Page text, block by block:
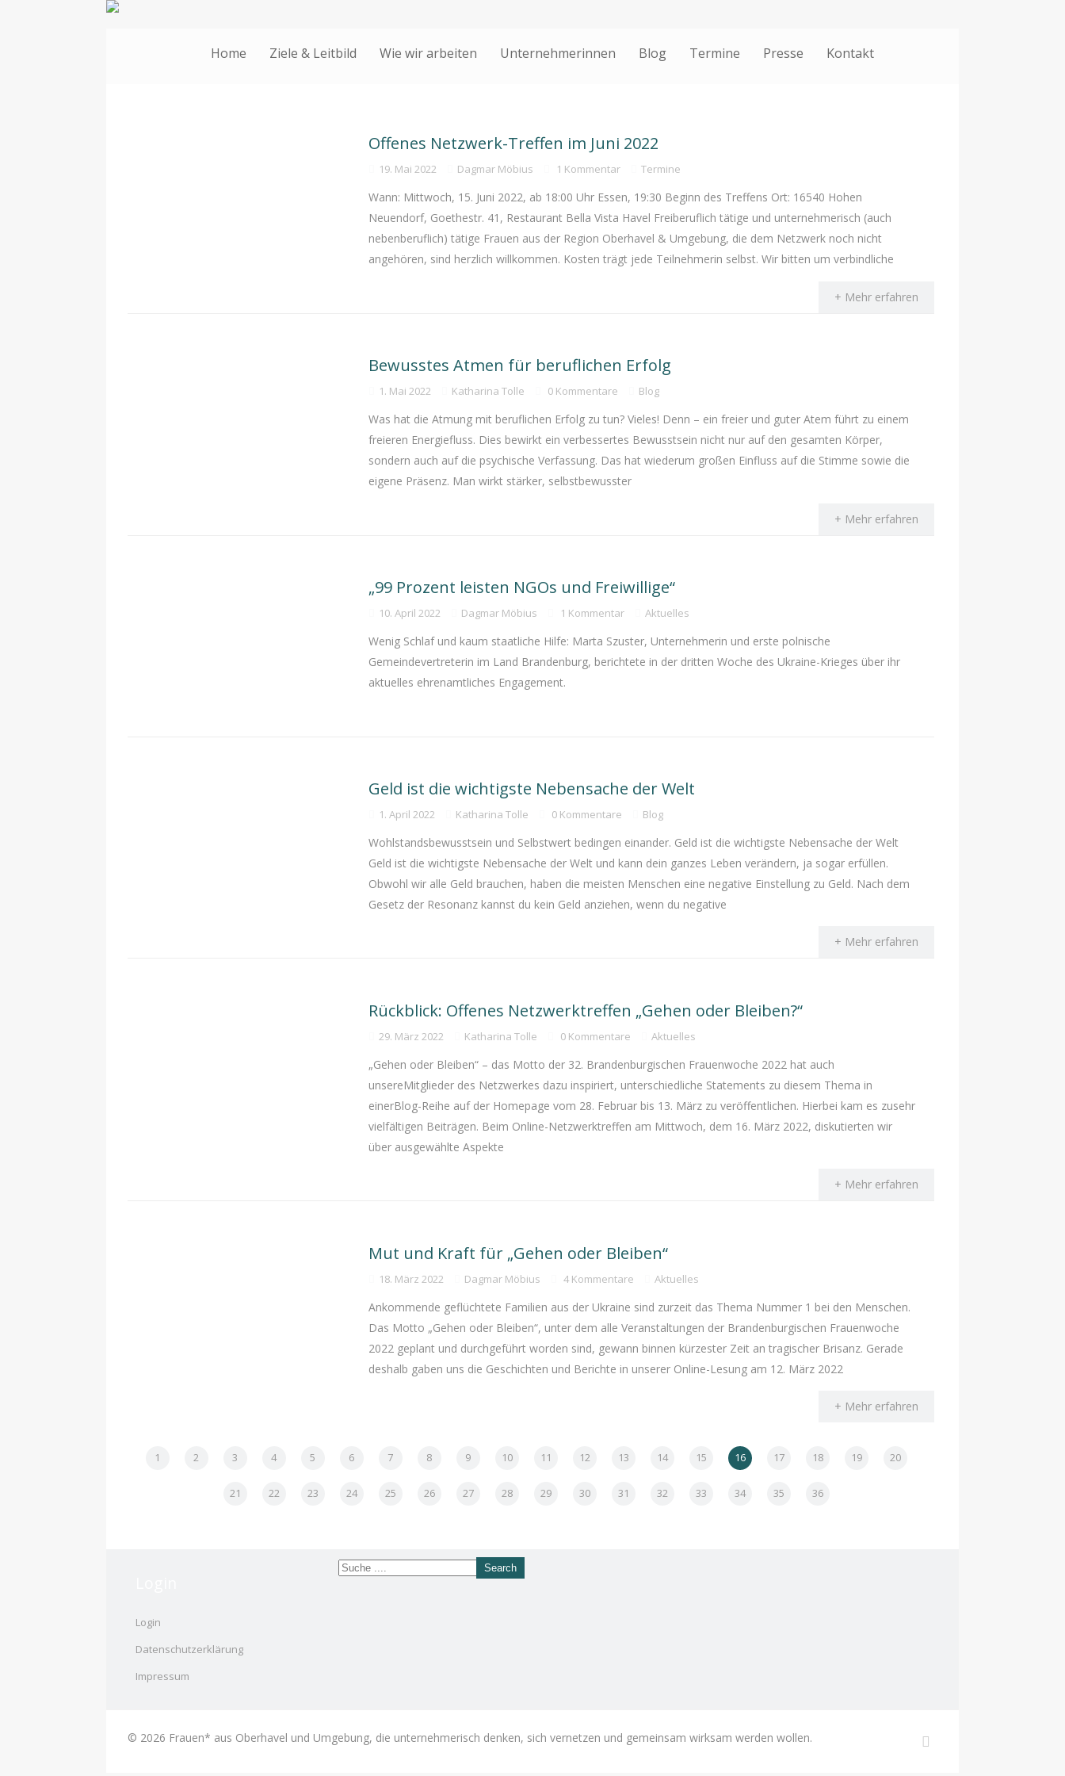
Home Ziele & Leitbild Wie wir arbeiten Unternehmerinnen Blog Termine Presse Kontakt
Offenes Netzwerk-Treffen im Juni 2022
19. Mai 2022 Dagmar Möbius 1 Kommentar Termine
Wann: Mittwoch, 15. Juni 2022, ab 18:00 Uhr Essen, 19:30 Beginn des Treffens Ort: 16540 Hohen
Neuendorf, Goethestr. 41, Restaurant Bella Vista Havel Freiberuflich tätige und unternehmerisch (auch
nebenberuflich) tätige Frauen aus der Region Oberhavel & Umgebung, die dem Netzwerk noch nicht
angehören, sind herzlich willkommen. Kosten trägt jede Teilnehmerin selbst. Wir bitten um verbindliche
+ Mehr erfahren
Bewusstes Atmen für beruflichen Erfolg
1. Mai 2022 Katharina Tolle 0 Kommentare Blog
Was hat die Atmung mit beruflichen Erfolg zu tun? Vieles! Denn – ein freier und guter Atem führt zu einem
freieren Energiefluss. Dies bewirkt ein verbessertes Bewusstsein nicht nur auf den gesamten Körper,
sondern auch auf die psychische Verfassung. Das hat wiederum großen Einfluss auf die Stimme sowie die
eigene Präsenz. Man wirkt stärker, selbstbewusster
+ Mehr erfahren
„99 Prozent leisten NGOs und Freiwillige“
10. April 2022 Dagmar Möbius 1 Kommentar Aktuelles
Wenig Schlaf und kaum staatliche Hilfe: Marta Szuster, Unternehmerin und erste polnische
Gemeindevertreterin im Land Brandenburg, berichtete in der dritten Woche des Ukraine-Krieges über ihr
aktuelles ehrenamtliches Engagement.
Geld ist die wichtigste Nebensache der Welt
1. April 2022 Katharina Tolle 0 Kommentare Blog
Wohlstandsbewusstsein und Selbstwert bedingen einander. Geld ist die wichtigste Nebensache der Welt
Geld ist die wichtigste Nebensache der Welt und kann dein ganzes Leben verändern, ja sogar erfüllen.
Obwohl wir alle Geld brauchen, haben die meisten Menschen eine negative Einstellung zu Geld. Nach dem
Gesetz der Resonanz kannst du kein Geld anziehen, wenn du negative
+ Mehr erfahren
Rückblick: Offenes Netzwerktreffen „Gehen oder Bleiben?“
29. März 2022 Katharina Tolle 0 Kommentare Aktuelles
„Gehen oder Bleiben“ – das Motto der 32. Brandenburgischen Frauenwoche 2022 hat auch
unsereMitglieder des Netzwerkes dazu inspiriert, unterschiedliche Statements zu diesem Thema in
einerBlog-Reihe auf der Homepage vom 28. Februar bis 13. März zu veröffentlichen. Hierbei kam es zusehr
vielfältigen Beiträgen. Beim Online-Netzwerktreffen am Mittwoch, dem 16. März 2022, diskutierten wir
über ausgewählte Aspekte
+ Mehr erfahren
Mut und Kraft für „Gehen oder Bleiben“
18. März 2022 Dagmar Möbius 4 Kommentare Aktuelles
Ankommende geflüchtete Familien aus der Ukraine sind zurzeit das Thema Nummer 1 bei den Menschen.
Das Motto „Gehen oder Bleiben“, unter dem alle Veranstaltungen der Brandenburgischen Frauenwoche
2022 geplant und durchgeführt worden sind, gewann binnen kürzester Zeit an tragischer Brisanz. Gerade
deshalb gaben uns die Geschichten und Berichte in unserer Online-Lesung am 12. März 2022
+ Mehr erfahren
1 2 3 4 5 6 7 8 9 10 11 12 13 14 15 16 17 18 19 20
21 22 23 24 25 26 27 28 29 30 31 32 33 34 35 36
Login
Datenschutzerklärung
Impressum
© 2026 Frauen* aus Oberhavel und Umgebung, die unternehmerisch denken, sich vernetzen und gemeinsam wirksam werden wollen.